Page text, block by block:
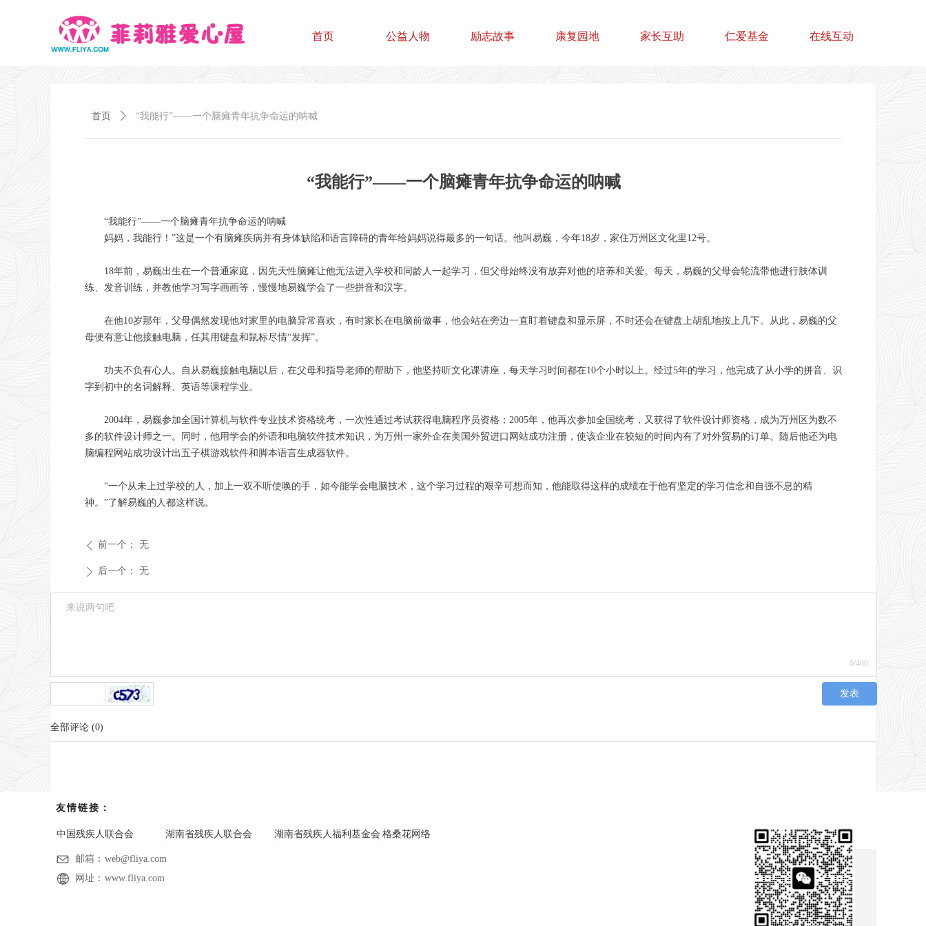
首页 公益人物 励志故事 康复园地 家长互助 仁爱基金 在线互动
“我能行”——一个脑瘫青年抗争命运的呐喊
“我能行”——一个脑瘫青年抗争命运的呐喊
妈妈，我能行！”这是一个有脑瘫疾病并有身体缺陷和语言障碍的青年给妈妈说得最多的一句话。他叫易巍，今年18岁，家住万州区文化里12号。
18年前，易巍出生在一个普通家庭，因先天性脑瘫让他无法进入学校和同龄人一起学习，但父母始终没有放弃对他的培养和关爱。每天，易巍的父母会轮流带他进行肢体训
练、发音训练，并教他学习写字画画等，慢慢地易巍学会了一些拼音和汉字。
在他10岁那年，父母偶然发现他对家里的电脑异常喜欢，有时家长在电脑前做事，他会站在旁边一直盯着键盘和显示屏，不时还会在键盘上胡乱地按上几下。从此，易巍的父
母便有意让他接触电脑，任其用键盘和鼠标尽情“发挥”。
功夫不负有心人。自从易巍接触电脑以后，在父母和指导老师的帮助下，他坚持听文化课讲座，每天学习时间都在10个小时以上。经过5年的学习，他完成了从小学的拼音、识
字到初中的名词解释、英语等课程学业。
2004年，易巍参加全国计算机与软件专业技术资格统考，一次性通过考试获得电脑程序员资格；2005年，他再次参加全国统考，又获得了软件设计师资格，成为万州区为数不
多的软件设计师之一。同时，他用学会的外语和电脑软件技术知识，为万州一家外企在美国外贸进口网站成功注册，使该企业在较短的时间内有了对外贸易的订单。随后他还为电
脑编程网站成功设计出五子棋游戏软件和脚本语言生成器软件。
“一个从未上过学校的人，加上一双不听使唤的手，如今能学会电脑技术，这个学习过程的艰辛可想而知，他能取得这样的成绩在于他有坚定的学习信念和自强不息的精
神。”了解易巍的人都这样说。
首页 ꄲ “我能行”——一个脑瘫青年抗争命运的呐喊
ꄴ 前一个： 无
ꄲ 后一个： 无
0/400
发表
全部评论 (0)
邮箱： web@fliya.com
网址： www.fliya.com
友情链接：
中国残疾人联合会 湖南省残疾人联合会 湖南省残疾人福利基金会 格桑花网络